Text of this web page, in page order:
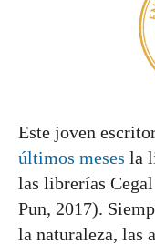
Este joven
últimos meses la
las librerías
Pun, 2017).
la naturaleza, las